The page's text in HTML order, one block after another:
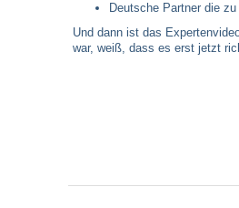
Deutsche Partner die
Und dann ist das
war, weiß, dass es erst jetzt